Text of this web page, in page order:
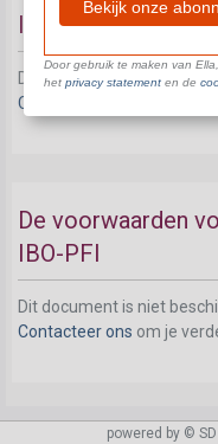
IBO-PFI
Dit document is niet
Contacteer ons
De voorwaarden
IBO-PFI
Dit document is niet
Contacteer ons om je
powered by ©
Bekijk onze
Door gebruik te maken van
het privacy statementen de